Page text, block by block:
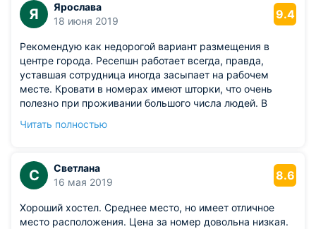
Я
Ярослава
18 июня 2019
9.4
Рекомендую как недорогой вариант размещения в
центре города. Ресепшн работает всегда, правда,
уставшая сотрудница иногда засыпает на рабочем
месте. Кровати в номерах имеют шторки, что очень
полезно при проживании большого числа людей. В
Из недостатков: не понравилась немытая посуда на
Читать полностью
С
Светлана
16 мая 2019
8.6
Хороший хостел. Среднее место, но имеет отличное
место расположения. Цена за номер довольна низкая.